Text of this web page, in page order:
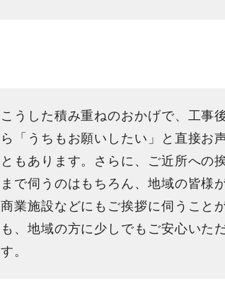
こうした積み重ねのおかげで、工事
ら「うちもお願いしたい」と直接お
ともあります。さらに、ご近所への
まで伺うのはもちろん、地域の皆様
商業施設などにもご挨拶に伺うこと
も、地域の方に少しでもご安心いた
す。